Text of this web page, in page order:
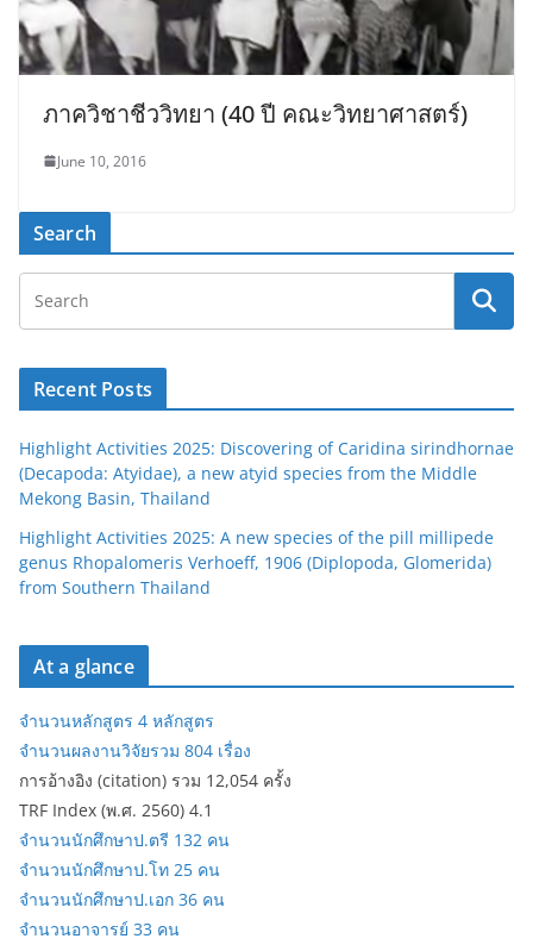
ภาควิชาชีววิทยา (40 ปี คณะวิทยาศาสตร์)
June 10, 2016
Search
Recent Posts
Highlight Activities 2025: Discovering of Caridina sirindhornae
(Decapoda: Atyidae), a new atyid species from the Middle
Mekong Basin, Thailand
Highlight Activities 2025: A new species of the pill millipede
genus Rhopalomeris Verhoeff, 1906 (Diplopoda, Glomerida)
from Southern Thailand
At a glance
จำนวนหลักสูตร 4 หลักสูตร
จำนวนผลงานวิจัยรวม 804 เรื่อง
การอ้างอิง (citation) รวม 12,054 ครั้ง
TRF Index (พ.ศ. 2560) 4.1
จำนวนนักศึกษาป.ตรี 132 คน
จำนวนนักศึกษาป.โท 25 คน
จำนวนนักศึกษาป.เอก 36 คน
จำนวนอาจารย์ 33 คน